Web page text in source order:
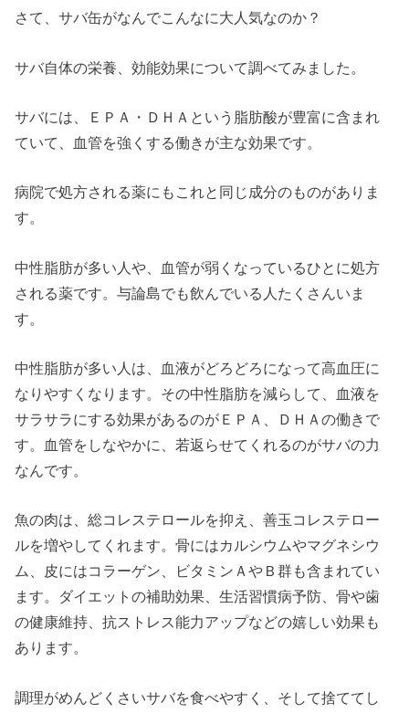
さて、サバ缶がなんでこんなに大人気なのか？
サバ自体の栄養、効能効果について調べてみました。
サバには、ＥＰＡ・ＤＨＡという脂肪酸が豊富に含まれ
ていて、血管を強くする働きが主な効果です。
病院で処方される薬にもこれと同じ成分のものがありま
す。
中性脂肪が多い人や、血管が弱くなっているひとに処方
される薬です。与論島でも飲んでいる人たくさんいま
す。
中性脂肪が多い人は、血液がどろどろになって高血圧に
なりやすくなります。その中性脂肪を減らして、血液を
サラサラにする効果があるのがＥＰＡ、ＤＨＡの働きで
す。血管をしなやかに、若返らせてくれるのがサバの力
なんです。
魚の肉は、総コレステロールを抑え、善玉コレステロー
ルを増やしてくれます。骨にはカルシウムやマグネシウ
ム、皮にはコラーゲン、ビタミンＡやＢ群も含まれてい
ます。ダイエットの補助効果、生活習慣病予防、骨や歯
の健康維持、抗ストレス能力アップなどの嬉しい効果も
あります。
調理がめんどくさいサバを食べやすく、そして捨ててし